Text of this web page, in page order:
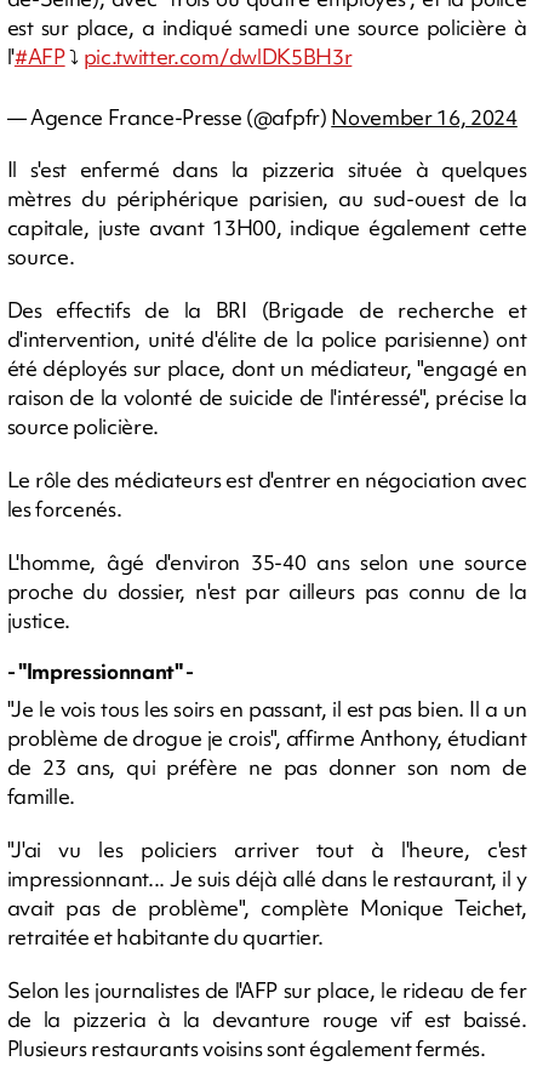
est sur place, a indiqué samedi une source policière à
l'#AFP⤵️ pic.twitter.com/dwlDK5BH3r
— Agence France-Presse (@afpfr) November 16, 2024
Il s'est enfermé dans la pizzeria située à quelques
mètres du périphérique parisien, au sud-ouest de la
capitale, juste avant 13H00, indique également cette
source.
Des effectifs de la BRI (Brigade de recherche et
d'intervention, unité d'élite de la police parisienne) ont
été déployés sur place, dont un médiateur, "engagé en
raison de la volonté de suicide de l'intéressé", précise la
source policière.
Le rôle des médiateurs est d'entrer en négociation avec
les forcenés.
L'homme, âgé d'environ 35-40 ans selon une source
proche du dossier, n'est par ailleurs pas connu de la
justice.
- "Impressionnant" -
"Je le vois tous les soirs en passant, il est pas bien. Il a un
problème de drogue je crois", affirme Anthony, étudiant
de 23 ans, qui préfère ne pas donner son nom de
famille.
"J'ai vu les policiers arriver tout à l'heure, c'est
impressionnant... Je suis déjà allé dans le restaurant, il y
avait pas de problème", complète Monique Teichet,
retraitée et habitante du quartier.
Selon les journalistes de l'AFP sur place, le rideau de fer
de la pizzeria à la devanture rouge vif est baissé.
Plusieurs restaurants voisins sont également fermés.